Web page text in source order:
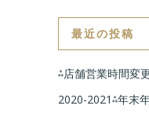
最近の投稿
⁂店舗営業時間変
2020-2021⁂年末